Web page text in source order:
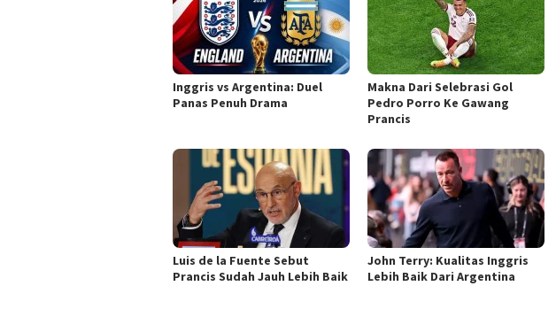
Inggris vs Argentina: Duel
Panas Penuh Drama
Makna Dari Selebrasi Gol
Pedro Porro Ke Gawang
Prancis
Luis de la Fuente Sebut
Prancis Sudah Jauh Lebih Baik
John Terry: Kualitas Inggris
Lebih Baik Dari Argentina